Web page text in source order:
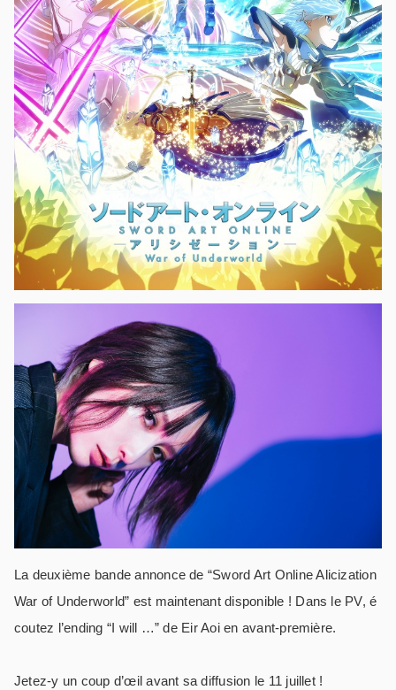
La deuxième bande annonce de “Sword Art Online Alicization
War of Underworld” est maintenant disponible ! Dans le PV, é
coutez l’ending “I will …” de Eir Aoi en avant-première.
Jetez-y un coup d’œil avant sa diffusion le 11 juillet !